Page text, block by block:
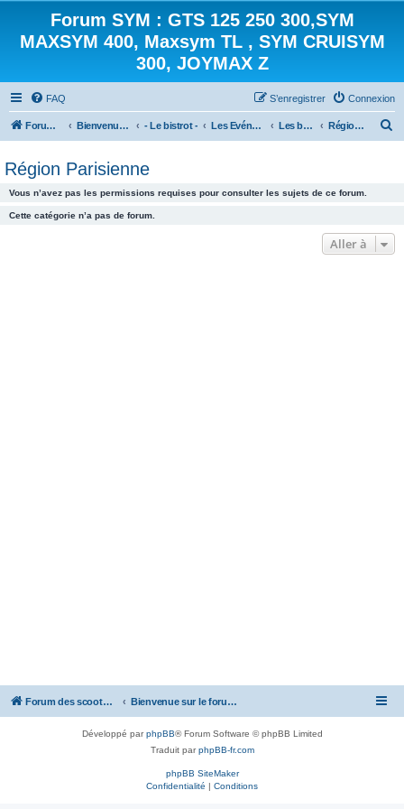
Forum SYM : GTS 125 250 300,SYM
MAXSYM 400, Maxsym TL , SYM CRUISYM
300, JOYMAX Z
FAQ Connexion
S’enregistrer
Forum des scooters SYM - GTS -MAXSYM - CRUISYM - JOYMAX - Maxsym TL Bienvenue sur le forum des scooters de la gamme SYM - Le bistrot - Les Evénements Les balades Région Parisienne
r
c
Région Parisienne
Vous n’avez pas les permissions requises pour consulter les sujets de ce forum.
Cette catégorie n’a pas de forum.
Aller à
Forum des scooters SYM - GTS -MAXSYM - CRUISYM - JOYMAX - Maxsym TL Bienvenue sur le forum des scooters de la gamme SYM
Développé parphpBB® Forum Software © phpBB Limited
Traduit parphpBB-fr.com
phpBB SiteMaker
Confidentialité | Conditions